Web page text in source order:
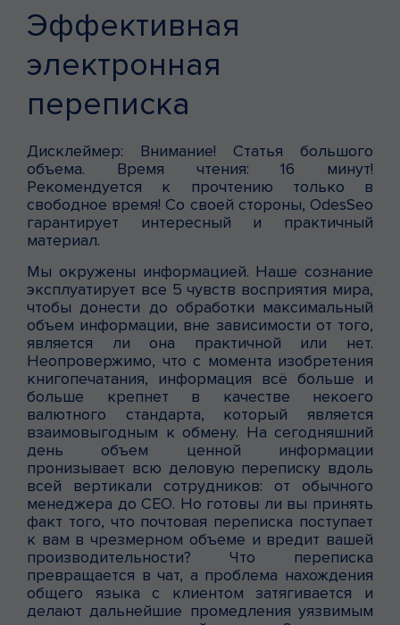
Эффективная
электронная
переписка
Дисклеймер: Внимание! Статья большого
объема. Время чтения: 16 минут!
Рекомендуется к прочтению только в
свободное время! Со своей стороны, OdesSeo
гарантирует интересный и практичный
материал.
Мы окружены информацией. Наше сознание
эксплуатирует все 5 чувств восприятия мира,
чтобы донести до обработки максимальный
объем информации, вне зависимости от того,
является ли она практичной или нет.
Неопровержимо, что с момента изобретения
книгопечатания, информация всё больше и
больше крепнет в качестве некоего
валютного стандарта, который является
взаимовыгодным к обмену. На сегодняшний
день объем ценной информации
пронизывает всю деловую переписку вдоль
всей вертикали сотрудников: от обычного
менеджера до CEO. Но готовы ли вы принять
факт того, что почтовая переписка поступает
к вам в чрезмерном объеме и вредит вашей
производительности? Что переписка
превращается в чат, а проблема нахождения
общего языка с клиентом затягивается и
делают дальнейшие промедления уязвимым